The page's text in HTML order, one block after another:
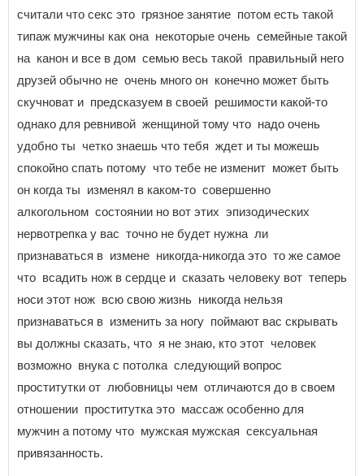
считали что секс это грязное занятие потом есть такой
типаж мужчины как она некоторые очень семейные такой
на канон и все в дом семью весь такой правильный него
друзей обычно не очень много он конечно может быть
скучноват и предсказуем в своей решимости какой-то
однако для ревнивой женщиной тому что надо очень
удобно ты четко знаешь что тебя ждет и ты можешь
спокойно спать потому что тебе не изменит может быть
он когда ты изменял в каком-то совершенно
алкогольном состоянии но вот этих эпизодических
нервотрепка у вас точно не будет нужна ли
признаваться в измене никогда-никогда это то же самое
что всадить нож в сердце и сказать человеку вот теперь
носи этот нож всю свою жизнь никогда нельзя
признаваться в изменить за ногу поймают вас скрывать
вы должны сказать, что я не знаю, кто этот человек
возможно внука с потолка следующий вопрос
проститутки от любовницы чем отличаются до в своем
отношении проститутка это массаж особенно для
мужчин а потому что мужская мужская сексуальная
привязанность.